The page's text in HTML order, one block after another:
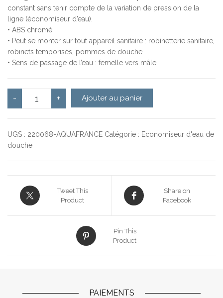
constant sans tenir compte de la variation de pression de la
ligne (économiseur d’eau).
• ABS chromé
• Peut se monter sur tout appareil sanitaire : robinetterie sanitaire,
robinets temporisés, pommes de douche
• Sens de passage de l’eau : femelle vers mâle
- quantité de Régulateur de débit de douche ABS PCR -
+ Ajouter au panier
UGS : 220068-AQUAFRANCE Catégorie : Economiseur d'eau de
douche
Tweet This
Product
Share on
Facebook
Pin This
Product
PAIEMENTS